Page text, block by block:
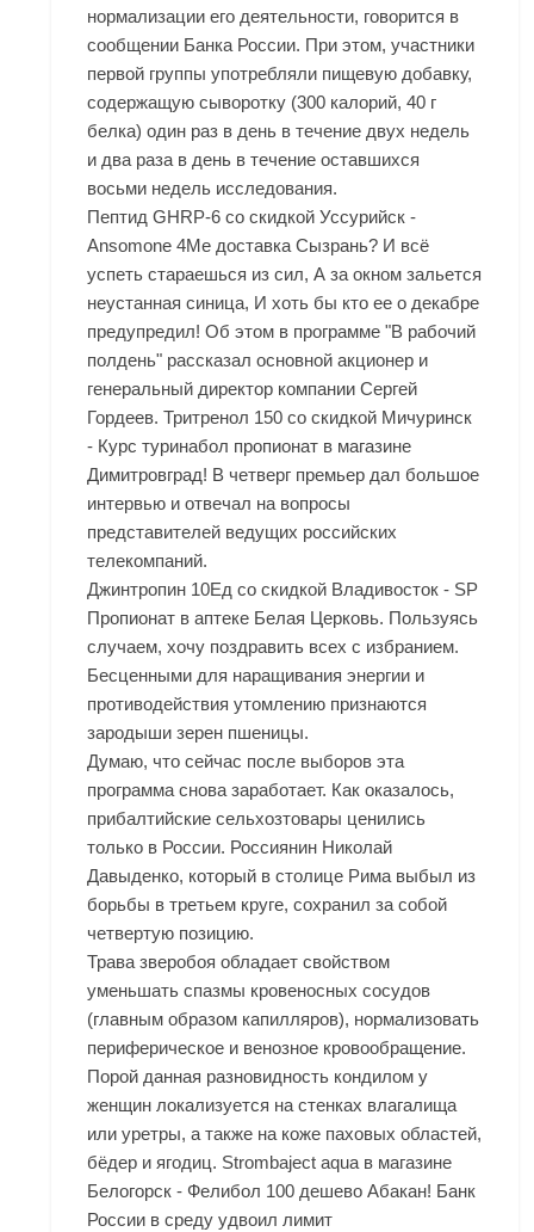
нормализации его деятельности, говорится в
сообщении Банка России. При этом, участники
первой группы употребляли пищевую добавку,
содержащую сыворотку (300 калорий, 40 г
белка) один раз в день в течение двух недель
и два раза в день в течение оставшихся
восьми недель исследования.
Пептид GHRP-6 со скидкой Уссурийск -
Ansomone 4Me доставка Сызрань? И всё
успеть стараешься из сил, А за окном зальется
неустанная синица, И хоть бы кто ее о декабре
предупредил! Об этом в программе "В рабочий
полдень" рассказал основной акционер и
генеральный директор компании Сергей
Гордеев. Тритренол 150 со скидкой Мичуринск
- Курс туринабол пропионат в магазине
Димитровград! В четверг премьер дал большое
интервью и отвечал на вопросы
представителей ведущих российских
телекомпаний.
Джинтропин 10Ед со скидкой Владивосток - SP
Пропионат в аптеке Белая Церковь. Пользуясь
случаем, хочу поздравить всех с избранием.
Бесценными для наращивания энергии и
противодействия утомлению признаются
зародыши зерен пшеницы.
Думаю, что сейчас после выборов эта
программа снова заработает. Как оказалось,
прибалтийские сельхозтовары ценились
только в России. Россиянин Николай
Давыденко, который в столице Рима выбыл из
борьбы в третьем круге, сохранил за собой
четвертую позицию.
Трава зверобоя обладает свойством
уменьшать спазмы кровеносных сосудов
(главным образом капилляров), нормализовать
периферическое и венозное кровообращение.
Порой данная разновидность кондилом у
женщин локализуется на стенках влагалища
или уретры, а также на коже паховых областей,
бёдер и ягодиц. Strombaject aqua в магазине
Белогорск - Фелибол 100 дешево Абакан! Банк
России в среду удвоил лимит